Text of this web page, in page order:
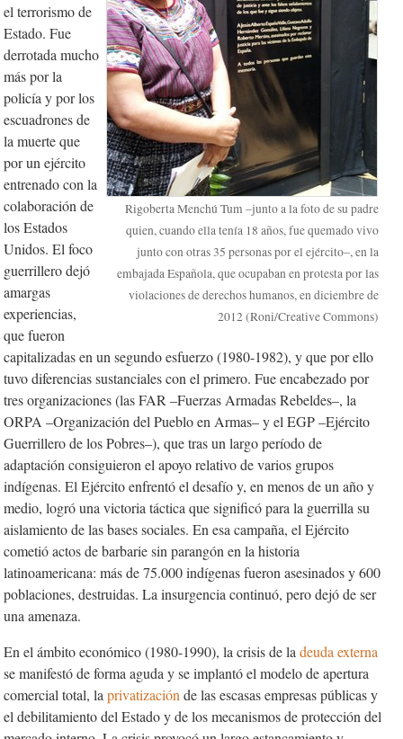
Rigoberta Menchú Tum –junto a la foto de su padre
quien, cuando ella tenía 18 años, fue quemado vivo
junto con otras 35 personas por el ejército–, en la
embajada Española, que ocupaban en protesta por las
violaciones de derechos humanos, en diciembre de
2012 (Roni/Creative Commons)
el terrorismo de
Estado. Fue
derrotada mucho
más por la
policía y por los
escuadrones de
la muerte que
por un ejército
entrenado con la
colaboración de
los Estados
Unidos. El foco
guerrillero dejó
amargas
experiencias,
que fueron
capitalizadas en un segundo esfuerzo (1980-1982), y que por ello
tuvo diferencias sustanciales con el primero. Fue encabezado por
tres organizaciones (las FAR –Fuerzas Armadas Rebeldes–, la
ORPA –Organización del Pueblo en Armas– y el EGP –Ejército
Guerrillero de los Pobres–), que tras un largo período de
adaptación consiguieron el apoyo relativo de varios grupos
indígenas. El Ejército enfrentó el desafío y, en menos de un año y
medio, logró una victoria táctica que significó para la guerrilla su
aislamiento de las bases sociales. En esa campaña, el Ejército
cometió actos de barbarie sin parangón en la historia
latinoamericana: más de 75.000 indígenas fueron asesinados y 600
poblaciones, destruidas. La insurgencia continuó, pero dejó de ser
una amenaza.
En el ámbito económico (1980-1990), la crisis de la deuda externa
se manifestó de forma aguda y se implantó el modelo de apertura
comercial total, la privatización de las escasas empresas públicas y
el debilitamiento del Estado y de los mecanismos de protección del